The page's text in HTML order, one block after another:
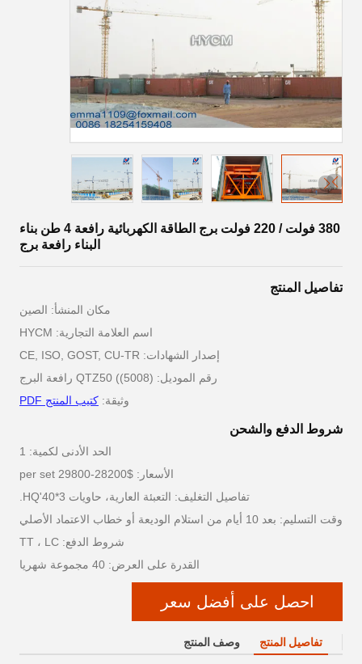
380 فولت / 220 فولت برج الطاقة الكهربائية رافعة 4 طن بناء
البناء رافعة برج
تفاصيل المنتج
مكان المنشأ: الصين
اسم العلامة التجارية: HYCM
إصدار الشهادات: CE, ISO, GOST, CU-TR
رقم الموديل: QTZ50 ((5008) رافعة البرج
وثيقة: كتيب المنتج PDF
شروط الدفع والشحن
الحد الأدنى لكمية: 1
الأسعار: $28200-29800 per set
تفاصيل التغليف: التعبئة العارية، حاويات 3*40'HQ.
وقت التسليم: بعد 10 أيام من استلام الوديعة أو خطاب الاعتماد الأصلي
شروط الدفع: TT ، LC
القدرة على العرض: 40 مجموعة شهريا
احصل على أفضل سعر
تفاصيل المنتج وصف المنتج